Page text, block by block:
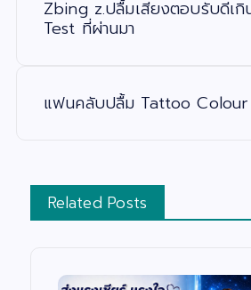
Zbing z.ปลื้มเสียงตอบรับดีเ
Test ที่ผ่านมา
แฟนคลับปลื้ม Tattoo Colour
Related Posts